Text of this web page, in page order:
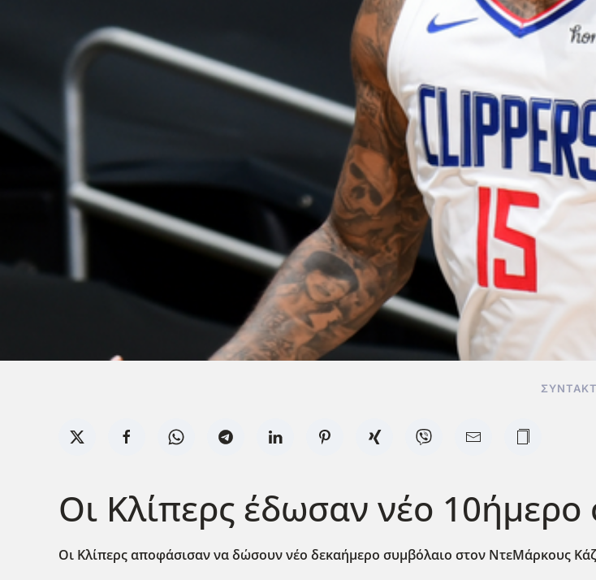
Οι Κλίπερς έδωσαν νέο 10ήμερο
Οι Κλίπερς αποφάσισαν να δώσουν νέο δεκαήμερο συμβόλαιο στον ΝτεΜάρκους